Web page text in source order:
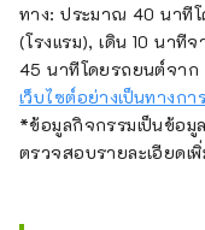
ทาง: ประมาณ 40 นาที
(โรงแรม), เดิน 10 นาที
45 นาทีโดยรถยนต์จาก
เว็บไซต์อย่างเป็นทางกา
*ข้อมูลกิจกรรมเป็นข้อมู
ตรวจสอบรายละเอียดเ